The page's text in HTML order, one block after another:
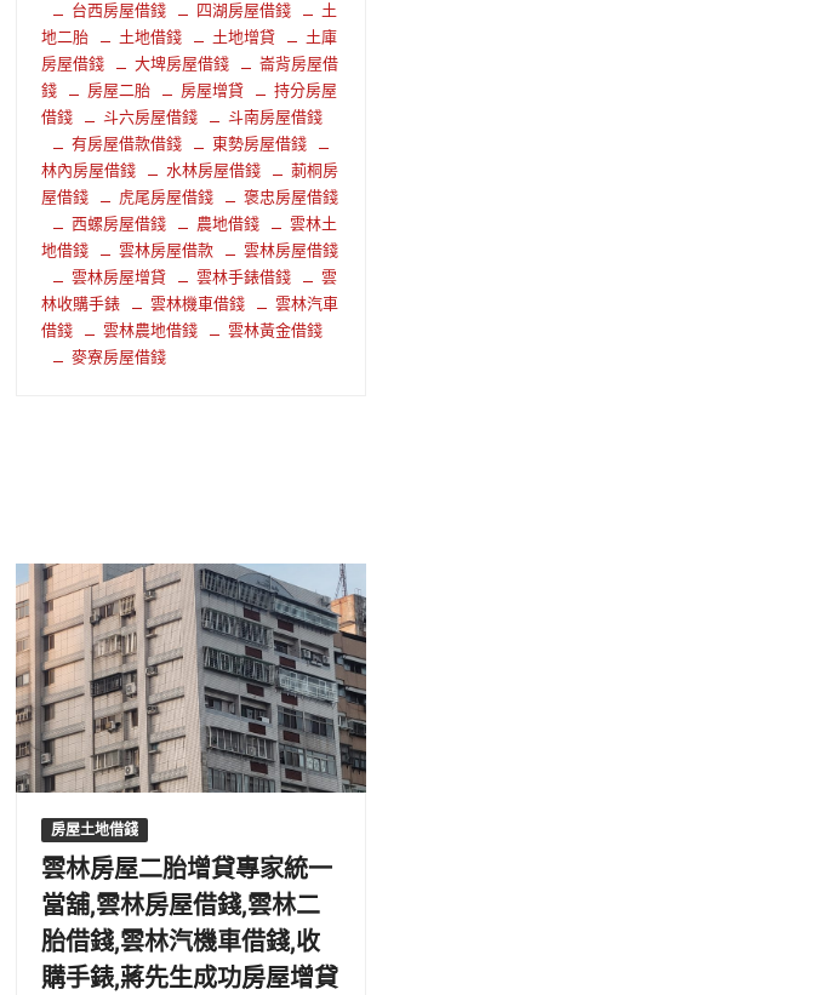
台西房屋借錢
四湖房屋借錢
土
地二胎
土地借錢 土地增貸
土庫
房屋借錢
大埤房屋借錢
崙背房屋借
錢
房屋二胎 房屋增貸
持分房屋
借錢
斗六房屋借錢
斗南房屋借錢
有房屋借款借錢
東勢房屋借錢
林內房屋借錢
水林房屋借錢
莿桐房
屋借錢
虎尾房屋借錢
褒忠房屋借錢
西螺房屋借錢
農地借錢
雲林土
地借錢
雲林房屋借款
雲林房屋借錢
雲林房屋增貸
雲林手錶借錢
雲
林收購手錶
雲林機車借錢
雲林汽車
借錢
雲林農地借錢
雲林黃金借錢
麥寮房屋借錢
房屋土地借錢
雲林房屋二胎增貸專家統一
當舖,雲林房屋借錢,雲林二
胎借錢,雲林汽機車借錢,收
購手錶,蔣先生成功房屋增貸